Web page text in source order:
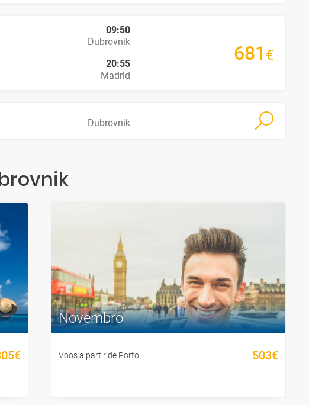
09:50
Dubrovnik
20:55
Madrid
681 €
Dubrovnik
Novembro
Voos a partir de Porto 503€